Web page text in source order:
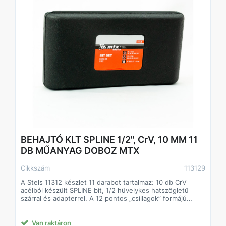
BEHAJTÓ KLT SPLINE 1/2", CrV, 10 MM 11
DB MŰANYAG DOBOZ MTX
Cikkszám
113129
A Stels 11312 készlet 11 darabot tartalmaz: 10 db CrV
acélból készült SPLINE bit, 1/2 hüvelykes hatszögletű
szárral és adapterrel. A 12 pontos „csillagok” formájú
szétszerelésére használják. A készlet hasznos lesz az
Van raktáron